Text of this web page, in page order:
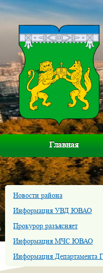
Главная
Новости района
Информация УВД ЮВАО
Прокурор разъясняет
Информация МЧС ЮВАО
Информация